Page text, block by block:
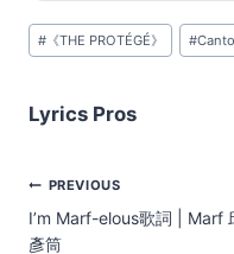
Post
Tags:
#《THE PROTÉGÉ》 #
Lyrics Pros
Post
navigation
PREVIOUS
I’m Marf-elous歌詞 | Marf
彥筒